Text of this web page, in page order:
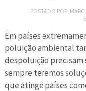
POSTADO POR:
Em países
poluição ambiental
despoluição precisam
sempre teremos
que atinge países